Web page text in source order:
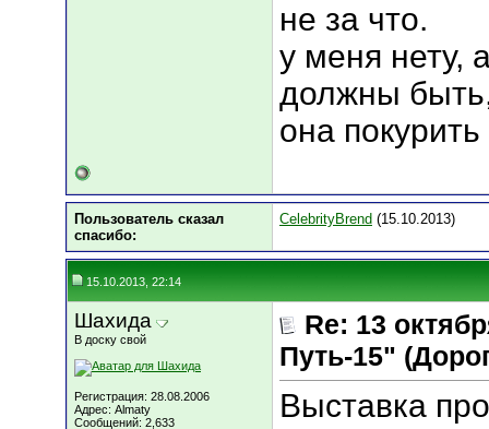
не за что.
у меня нету,
должны
она
Пользователь сказал
cпасибо:
CelebrityBrend (15.10.2013)
15.10.2013, 22:14
Шахида
В доску свой
Регистрация: 28.08.2006
Адрес: Almaty
Сообщений: 2,633
Re: 13
Путь-15"
Выставка